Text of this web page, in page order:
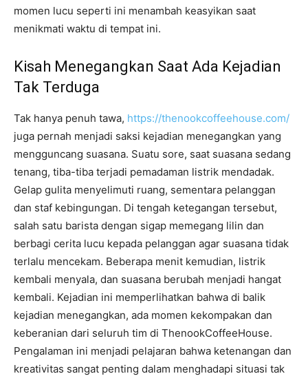
momen lucu seperti ini menambah keasyikan saat
menikmati waktu di tempat ini.
Kisah Menegangkan Saat Ada Kejadian
Tak Terduga
Tak hanya penuh tawa, https://thenookcoffeehouse.com/
juga pernah menjadi saksi kejadian menegangkan yang
mengguncang suasana. Suatu sore, saat suasana sedang
tenang, tiba-tiba terjadi pemadaman listrik mendadak.
Gelap gulita menyelimuti ruang, sementara pelanggan
dan staf kebingungan. Di tengah ketegangan tersebut,
salah satu barista dengan sigap memegang lilin dan
berbagi cerita lucu kepada pelanggan agar suasana tidak
terlalu mencekam. Beberapa menit kemudian, listrik
kembali menyala, dan suasana berubah menjadi hangat
kembali. Kejadian ini memperlihatkan bahwa di balik
kejadian menegangkan, ada momen kekompakan dan
keberanian dari seluruh tim di ThenookCoffeeHouse.
Pengalaman ini menjadi pelajaran bahwa ketenangan dan
kreativitas sangat penting dalam menghadapi situasi tak